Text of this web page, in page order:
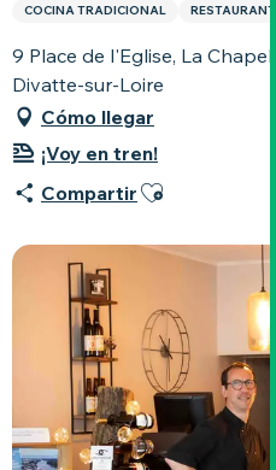
COCINA TRADICIONAL RESTAURANTE
9 Place de l'Eglise, La
Divatte-sur-Loire
Cómo llegar
¡Voy en tren!
Compartir Ajouter aux